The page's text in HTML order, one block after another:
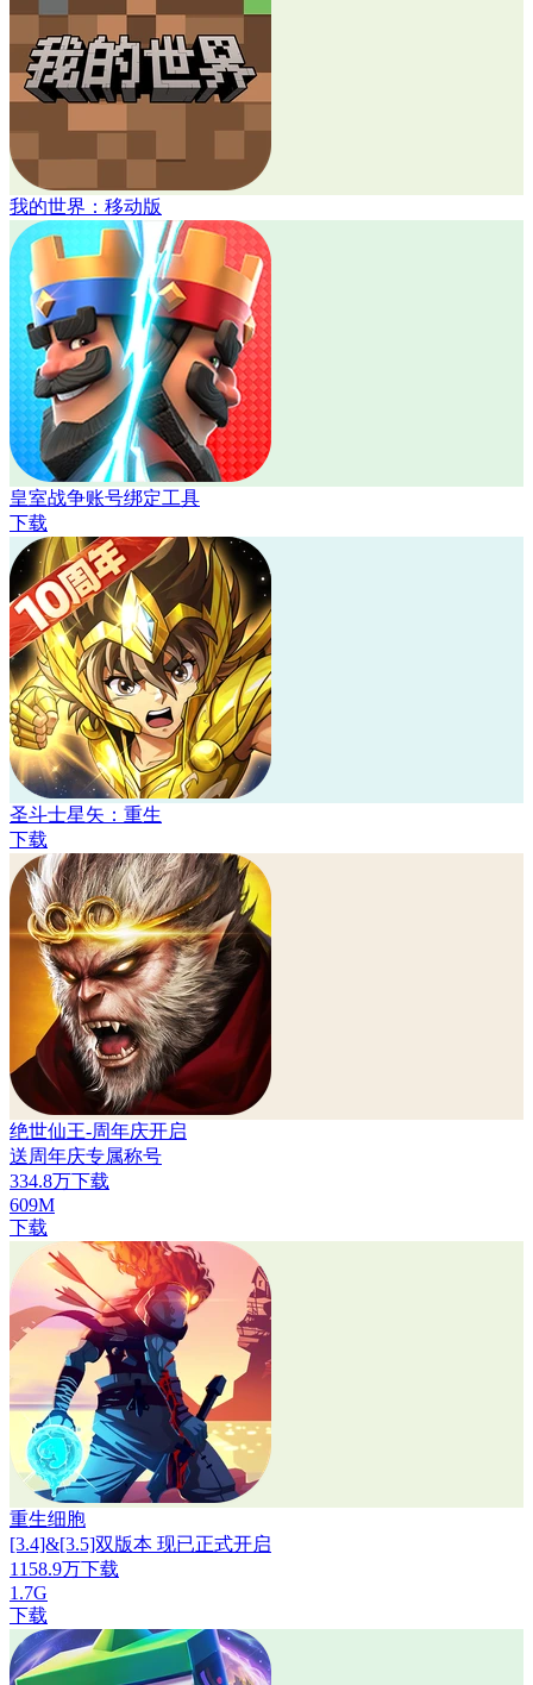
我的世界：移动版
皇室战争账号绑定工具
下载
圣斗士星矢：重生
下载
绝世仙王-周年庆开启
送周年庆专属称号
334.8万下载
609M
下载
重生细胞
[3.4]&[3.5]双版本 现已正式开启
1158.9万下载
1.7G
下载